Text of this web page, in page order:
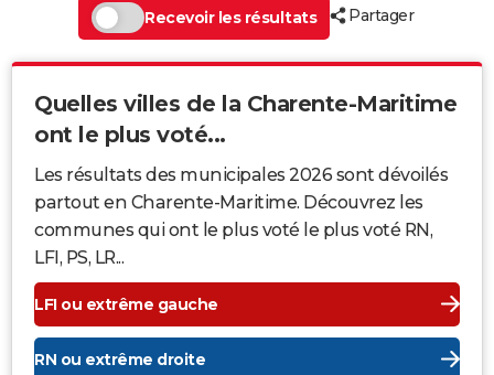
Recevoir les résultats
Partager
Quelles villes de la Charente-Maritime
ont le plus voté...
Les résultats des municipales 2026 sont dévoilés
partout en Charente-Maritime. Découvrez les
communes qui ont le plus voté le plus voté RN,
LFI, PS, LR...
LFI ou extrême gauche
RN ou extrême droite